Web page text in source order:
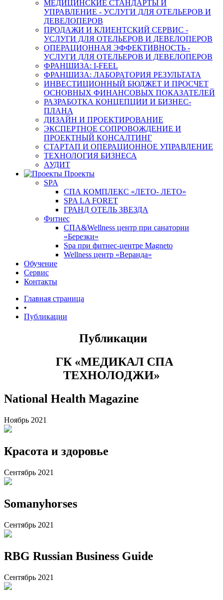
МЕДИЦИНСКИЕ СТАНДАРТЫ И
УПРАВЛЕНИЕ - УСЛУГИ ДЛЯ ОТЕЛЬЕРОВ И
ДЕВЕЛОПЕРОВ
ПРОДАЖИ И КЛИЕНТСКИЙ СЕРВИС -
УСЛУГИ ДЛЯ ОТЕЛЬЕРОВ И ДЕВЕЛОПЕРОВ
ОПЕРАЦИОННАЯ ЭФФЕКТИВНОСТЬ -
УСЛУГИ ДЛЯ ОТЕЛЬЕРОВ И ДЕВЕЛОПЕРОВ
ФРАНШИЗА: I-FEEL
ФРАНШИЗА: ЛАБОРАТОРИЯ РЕЗУЛЬТАТА
ИНВЕСТИЦИОННЫЙ БЮДЖЕТ И ПРОСЧЕТ
ОСНОВНЫХ ФИНАНСОВЫХ ПОКАЗАТЕЛЕЙ
РАЗРАБОТКА КОНЦЕПЦИИ И БИЗНЕС-
ПЛАНА
ДИЗАЙН И ПРОЕКТИРОВАНИЕ
ЭКСПЕРТНОЕ СОПРОВОЖДЕНИЕ И
ПРОЕКТНЫЙ КОНСАЛТИНГ
СТАРТАП И ОПЕРАЦИОННОЕ УПРАВЛЕНИЕ
ТЕХНОЛОГИЯ БИЗНЕСА
АУДИТ
Проекты
SPA
СПА КОМПЛЕКС «ЛЕТО- ЛЕТО»
SPA LA FORET
ГРАНД ОТЕЛЬ ЗВЕЗДА
Фитнес
СПА&Wellness центр при санатории
«Березки»
Spa при фитнес-центре Magneto
Wellness центр «Веранда»
Обучение
Сервис
Контакты
Главная страница
•
Публикации
Публикации
ГК «МЕДИКАЛ СПА
ТЕХНОЛОДЖИ»
National Health Magazine
Ноябрь 2021
Красота и здоровье
Сентябрь 2021
Somanyhorses
Сентябрь 2021
RBG Russian Business Guide
Сентябрь 2021